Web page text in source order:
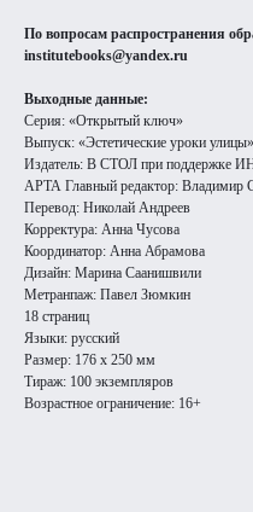
По вопросам распространения
institutebooks@yandex.ru
Выходные данные:
Серия: «Открытый ключ»
Выпуск: «Эстетические уроки
Издатель: В СТОЛ при
АРТА Главный редактор: Владимир
Перевод: Николай Андреев
Корректура: Анна Чусова
Координатор: Анна Абрамова
Дизайн: Марина Саанишвили
Метранпаж: Павел Зюмкин
18 страниц
Языки: русский
Размер: 176 х 250 мм
Тираж: 100 экземпляров
Возрастное ограничение: 16+